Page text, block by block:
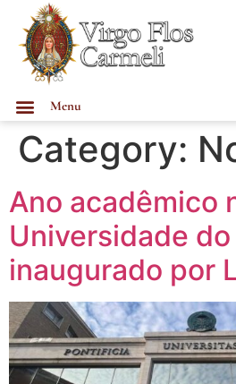
Menu
Category:
Ano acadêmico
Universidade do
inaugurado por